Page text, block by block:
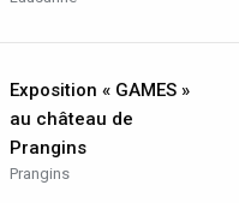
Exposition « GAMES »
au château de
Prangins
Prangins